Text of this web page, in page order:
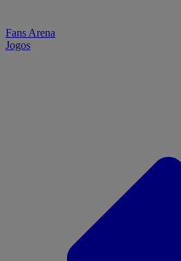
Fans Arena
Jogos